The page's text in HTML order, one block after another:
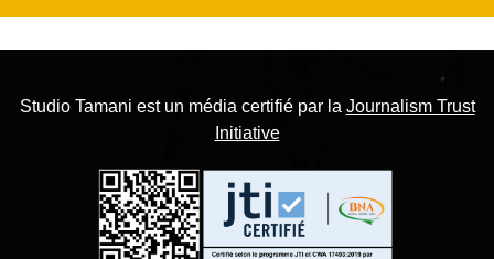
Studio Tamani est un média certifié par la Journalism Trust
Initiative